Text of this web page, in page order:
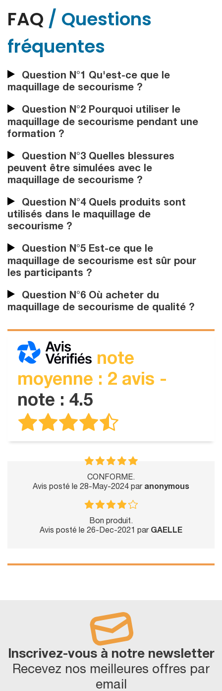
FAQ / Questions
fréquentes
Question N°1 Qu'est-ce que le
maquillage de secourisme ?
Question N°2 Pourquoi utiliser le
maquillage de secourisme pendant une
formation ?
Question N°3 Quelles blessures
peuvent être simulées avec le
maquillage de secourisme ?
Question N°4 Quels produits sont
utilisés dans le maquillage de
secourisme ?
Question N°5 Est-ce que le
maquillage de secourisme est sûr pour
les participants ?
Question N°6 Où acheter du
maquillage de secourisme de qualité ?
note
moyenne : 2 avis -
note : 4.5
CONFORME.
Avis posté le 28-May-2024 par anonymous
Bon produit.
Avis posté le 26-Dec-2021 par GAELLE
Inscrivez-vous à notre newsletter
Recevez nos meilleures offres par
email